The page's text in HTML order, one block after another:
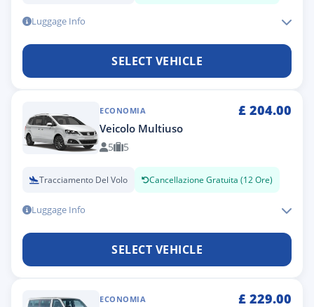
Luggage Info
SELECT VEHICLE
ECONOMIA £ 204.00
Veicolo Multiuso
5 5
Tracciamento Del Volo Cancellazione Gratuita (12 Ore)
Luggage Info
SELECT VEHICLE
ECONOMIA £ 229.00